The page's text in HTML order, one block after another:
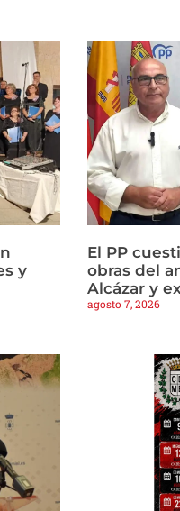
y
El PP
obras del
Alcázar y
agosto 7, 2026